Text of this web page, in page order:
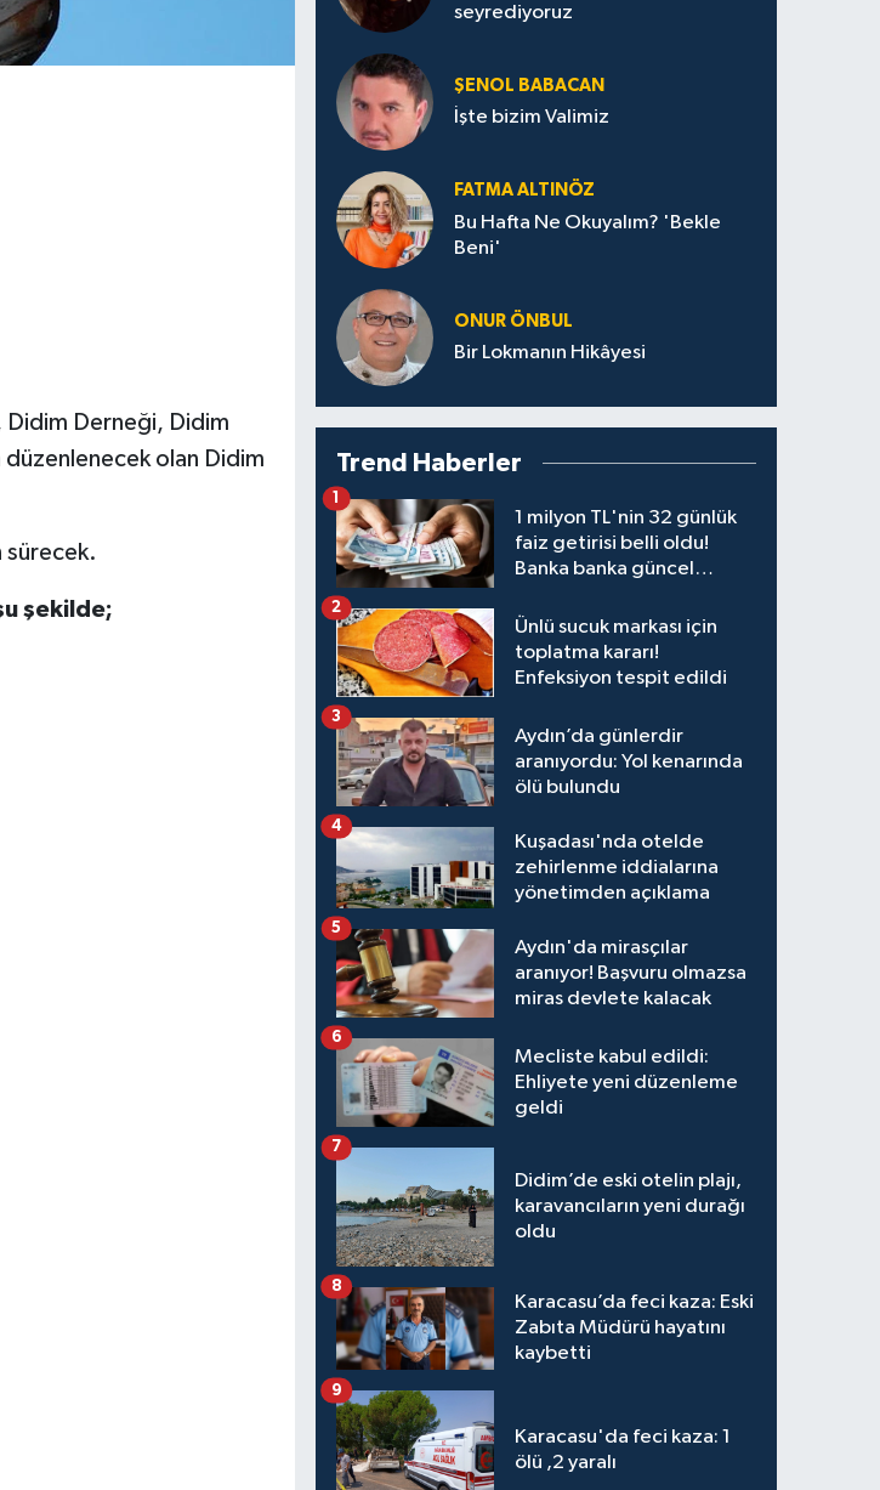
Didim Derneği, Didim
düzenlenecek olan Didim
sürecek.
şekilde;
seyrediyoruz
ŞENOL BABACAN
İşte bizim Valimiz
FATMA ALTINÖZ
Bu Hafta Ne Okuyalım? 'Bekle
Beni'
ONUR ÖNBUL
Bir Lokmanın Hikâyesi
Trend Haberler
1 milyon TL'nin 32 günlük
faiz getirisi belli oldu!
Banka banka güncel
1
Ünlü sucuk markası için
toplatma kararı!
Enfeksiyon tespit edildi
2
Aydın’da günlerdir
aranıyordu: Yol kenarında
ölü bulundu
3
Kuşadası'nda otelde
zehirlenme iddialarına
yönetimden açıklama
4
Aydın'da mirasçılar
aranıyor! Başvuru olmazsa
miras devlete kalacak
5
Mecliste kabul edildi:
Ehliyete yeni düzenleme
geldi
6
Didim’de eski otelin plajı,
karavancıların yeni durağı
oldu
7
Karacasu’da feci kaza: Eski
Zabıta Müdürü hayatını
kaybetti
8
Karacasu'da feci kaza: 1
ölü ,2 yaralı
9